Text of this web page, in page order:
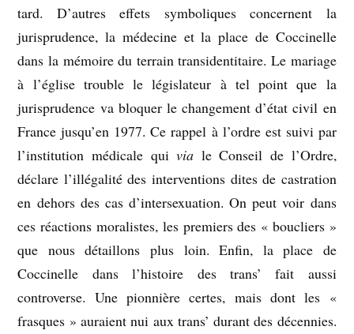
tard. D’autres effets symboliques concernent la
jurisprudence, la médecine et la place de Coccinelle
dans la mémoire du terrain transidentitaire. Le mariage
à l’église trouble le législateur à tel point que la
jurisprudence va bloquer le changement d’état civil en
France jusqu’en 1977. Ce rappel à l’ordre est suivi par
l’institution médicale quivia le Conseil de l’Ordre,
déclare l’illégalité des interventions dites de castration
en dehors des cas d’intersexuation. On peut voir dans
ces réactions moralistes, les premiers des « boucliers »
que nous détaillons plus loin. Enfin, la place de
Coccinelle dans l’histoire des trans’ fait aussi
controverse. Une pionnière certes, mais dont les «
frasques » auraient nui aux trans’ durant des décennies.